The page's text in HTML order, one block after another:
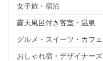
女子旅・宿泊
露天風呂付き客室・温泉
グルメ・スイーツ・カフェ
おしゃれ宿・デザイナーズ